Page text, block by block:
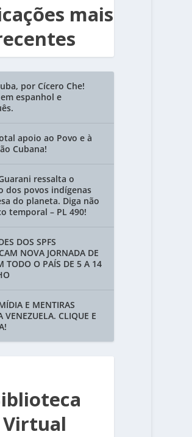
mais
por Cícero Che!
espanhol e
apoio ao Povo e à
Cubana!
ressalta o
dos povos indígenas
do planeta. Diga não
temporal – PL 490!
DOS SPFS
NOVA JORNADA DE
TODO O PAÍS DE 5 A 14
E MENTIRAS
VENEZUELA. CLIQUE E
Virtual